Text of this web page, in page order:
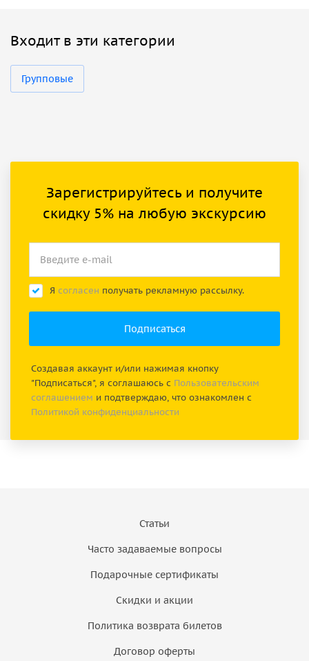
Входит в эти категории
Групповые
Зарегистрируйтесь и получите
скидку 5% на любую экскурсию
Я согласен получать рекламную рассылку.
Создавая аккаунт и/или нажимая кнопку
"Подписаться", я соглашаюсь с Пользовательским
соглашением и подтверждаю, что ознакомлен с
Политикой конфиденциальности
Статьи
Часто задаваемые вопросы
Подарочные сертификаты
Скидки и акции
Политика возврата билетов
Договор оферты